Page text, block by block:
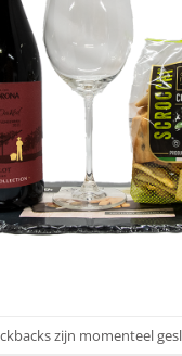
zijn momenteel